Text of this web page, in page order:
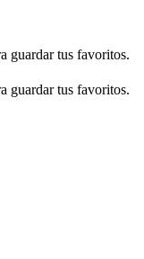
guardar tus favoritos.
guardar tus favoritos.